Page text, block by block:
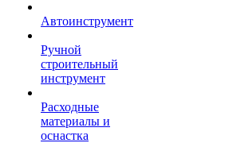
Автоинструмент
Ручной
строительный
инструмент
Расходные
материалы и
оснастка